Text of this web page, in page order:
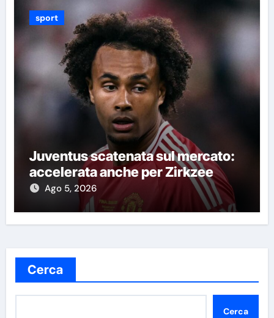
sport
Juventus scatenata sul mercato:
accelerata anche per Zirkzee
Ago 5, 2026
Cerca
Cerca